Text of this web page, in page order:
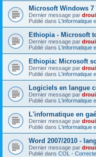
Microsoft Windows
Dernier message par
Publié dans L'informatique
Ethiopia - Microsoft
Dernier message par
Publié dans L'informatique
Ethiopia: Microsoft
Dernier message par
Publié dans L'informatique
Logiciels en langue
Dernier message par
Publié dans L'informatique
L'informatique en
Dernier message par
Publié dans L'informatique
Word 2007/2010 -
Dernier message par
Publié dans COL -